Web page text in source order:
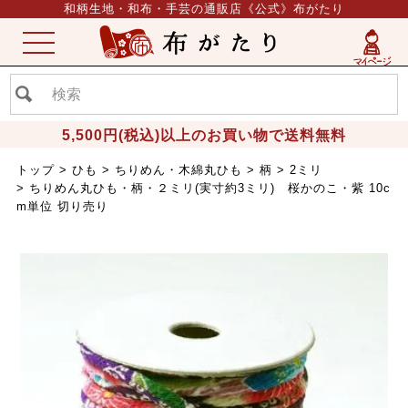
和柄生地・和布・手芸の通販店《公式》布がたり
5,500円(税込)以上のお買い物で送料無料
ME
NU
トップ ひも ちりめん・木綿丸ひも 柄
2ミリ
ちりめん丸ひも・柄・２ミリ(実寸約3ミリ) 桜かのこ・紫 10c
m単位 切り売り